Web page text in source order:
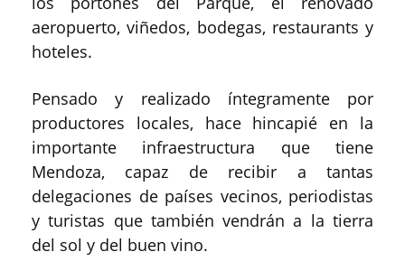
aeropuerto, viñedos, bodegas, restaurants y
hoteles.
Pensado y realizado íntegramente por
productores locales, hace hincapié en la
importante infraestructura que tiene
Mendoza, capaz de recibir a tantas
delegaciones de países vecinos, periodistas
y turistas que también vendrán a la tierra
del sol y del buen vino.